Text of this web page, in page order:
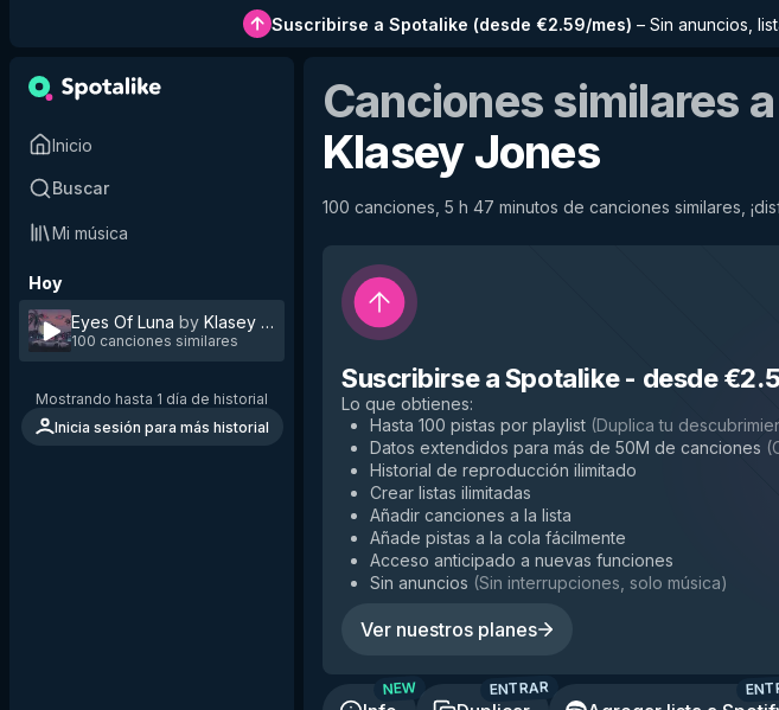
Suscribirse a Spotalike (desde €2.59/mes) – Sin anuncios,
Inicio
Buscar
Mi música
Hoy
Eyes Of Luna by Klasey Jones
100 canciones similares
Mostrando hasta 1 día de historial
Inicia sesión para más historial
Canciones similares a
Klasey Jones
100 canciones, 5 h 47 minutos de canciones similares,
Suscribirse a Spotalike- desde
Lo que obtienes:
Hasta 100 pistas por playlist (Duplica tu
Datos extendidos para más de 50M de canciones (
Historial de reproducción ilimitado
Crear listas ilimitadas
Añadir canciones a la lista
Añade pistas a la cola fácilmente
Acceso anticipado a nuevas funciones
Sin anuncios (Sin interrupciones, solo música)
Ver nuestros planes
NEW ENTRAR